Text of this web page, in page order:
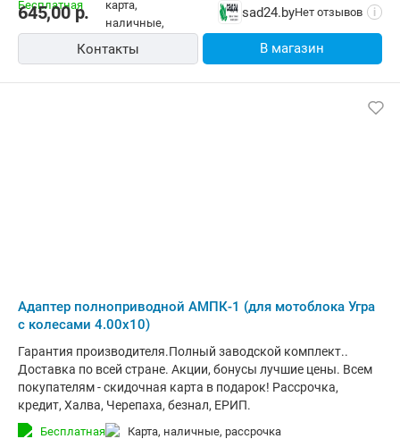
645,00р. sad24.byНет отзывов i
Контакты В магазин
Адаптер полноприводной АМПК-1 (для мотоблока Угра
с колесами 4.00х10)
Гарантия производителя.Полный заводской комплект..
Доставка по всей стране. Акции, бонусы лучшие цены. Всем
покупателям - скидочная карта в подарок! Рассрочка,
кредит, Халва, Черепаха, безнал, ЕРИП.
Бесплатная карта, наличные, рассрочка